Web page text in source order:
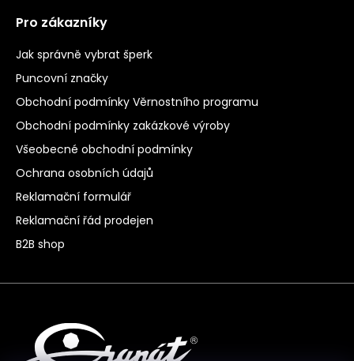
Pro zákazníky
Jak správně vybrat šperk
Puncovní značky
Obchodní podmínky Věrnostního programu
Obchodní podmínky zakázkové výroby
Všeobecné obchodní podmínky
Ochrana osobních údajů
Reklamační formulář
Reklamační řád prodejen
B2B shop